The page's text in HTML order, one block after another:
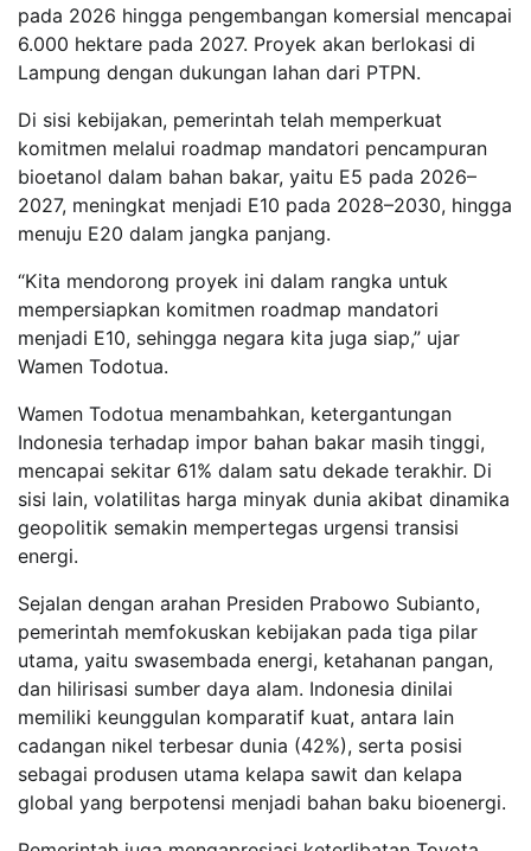
pada 2026 hingga pengembangan komersial mencapai
6.000 hektare pada 2027. Proyek akan berlokasi di
Lampung dengan dukungan lahan dari PTPN.
Di sisi kebijakan, pemerintah telah memperkuat
komitmen melalui roadmap mandatori pencampuran
bioetanol dalam bahan bakar, yaitu E5 pada 2026–
2027, meningkat menjadi E10 pada 2028–2030, hingga
menuju E20 dalam jangka panjang.
“Kita mendorong proyek ini dalam rangka untuk
mempersiapkan komitmen roadmap mandatori
menjadi E10, sehingga negara kita juga siap,” ujar
Wamen Todotua.
Wamen Todotua menambahkan, ketergantungan
Indonesia terhadap impor bahan bakar masih tinggi,
mencapai sekitar 61% dalam satu dekade terakhir. Di
sisi lain, volatilitas harga minyak dunia akibat dinamika
geopolitik semakin mempertegas urgensi transisi
energi.
Sejalan dengan arahan Presiden Prabowo Subianto,
pemerintah memfokuskan kebijakan pada tiga pilar
utama, yaitu swasembada energi, ketahanan pangan,
dan hilirisasi sumber daya alam. Indonesia dinilai
memiliki keunggulan komparatif kuat, antara lain
cadangan nikel terbesar dunia (42%), serta posisi
sebagai produsen utama kelapa sawit dan kelapa
global yang berpotensi menjadi bahan baku bioenergi.